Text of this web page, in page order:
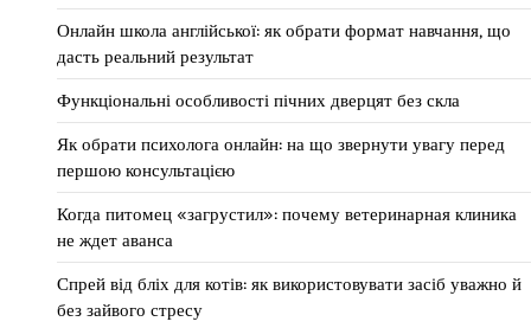
Онлайн школа англійської: як обрати формат навчання, що
дасть реальний результат
Функціональні особливості пічних дверцят без скла
Як обрати психолога онлайн: на що звернути увагу перед
першою консультацією
Когда питомец «загрустил»: почему ветеринарная клиника
не ждет аванса
Спрей від бліх для котів: як використовувати засіб уважно й
без зайвого стресу